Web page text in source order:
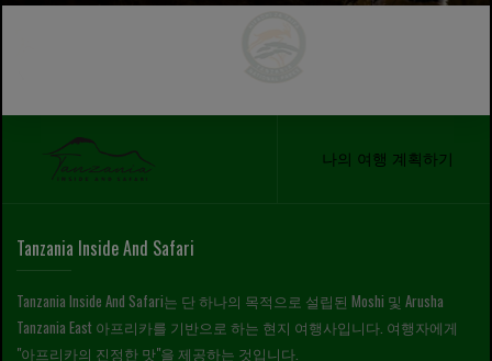
나의 여행 계획하기
Tanzania Inside And Safari
Tanzania Inside And Safari는 단 하나의 목적으로 설립된 Moshi 및 Arusha
Tanzania East 아프리카를 기반으로 하는 현지 여행사입니다. 여행자에게
"아프리카의 진정한 맛"을 제공하는 것입니다.